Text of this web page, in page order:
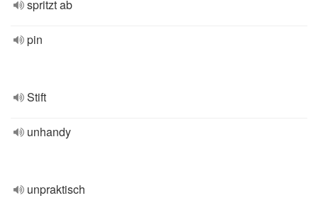
spritzt ab
pin
Stift
unhandy
unpraktisch